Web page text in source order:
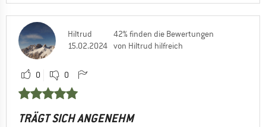
Hiltrud
15.02.2024
42% finden die Bewertungen
von Hiltrud hilfreich
0 0
TRÄGT SICH ANGENEHM